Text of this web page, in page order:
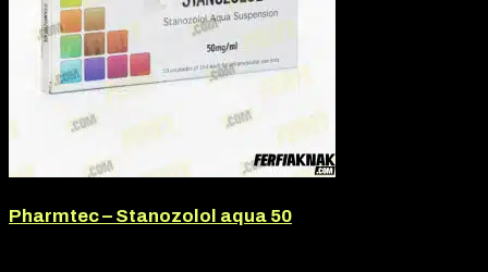
Pharmtec – Stanozolol aqua 50